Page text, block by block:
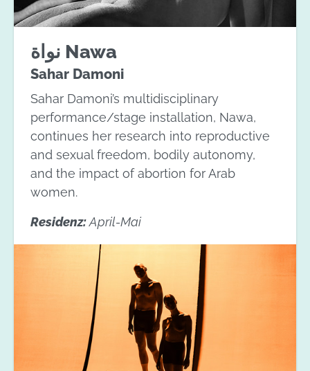
نواة Nawa
Sahar Damoni
Sahar Damoni’s multidisciplinary
performance/stage installation, Nawa,
continues her research into reproductive
and sexual freedom, bodily autonomy,
and the impact of abortion for Arab
women.
Residenz:April-Mai